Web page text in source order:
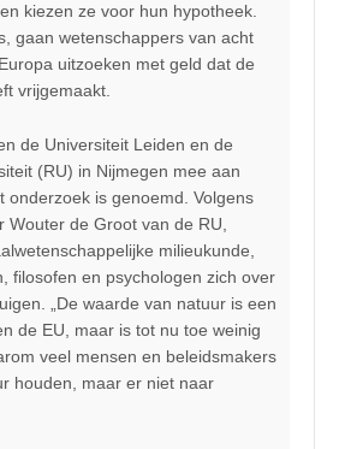
kiezen ze voor hun hypotheek.
gaan wetenschappers van acht
uitzoeken met geld dat de
vrijgemaakt.
de Universiteit Leiden en de
(RU) in Nijmegen mee aan
onderzoek is genoemd. Volgens
Wouter de Groot van de RU,
milieukunde,
filosofen en psychologen zich over
„De waarde van natuur is een
de EU, maar is tot nu toe weinig
veel mensen en beleidsmakers
houden, maar er niet naar